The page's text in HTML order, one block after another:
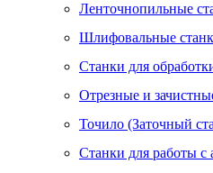
Ленточнопильные
Шлифовальные
Станки для
Отрезные и
Точило (Заточный
Станки для работы с